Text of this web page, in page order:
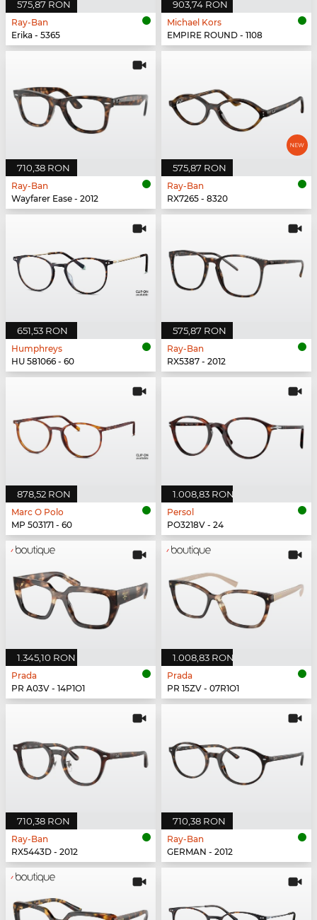
575,87 RON
Ray-Ban
Erika - 5365
903,74 RON
Michael Kors
EMPIRE ROUND - 1108
710,38 RON
Ray-Ban
Wayfarer Ease - 2012
575,87 RON
Ray-Ban
RX7265 - 8320
651,53 RON
Humphreys
HU 581066 - 60
575,87 RON
Ray-Ban
RX5387 - 2012
878,52 RON
Marc O Polo
MP 503171 - 60
1.008,83 RON
Persol
PO3218V - 24
1.345,10 RON
Prada
PR A03V - 14P1O1
1.008,83 RON
Prada
PR 15ZV - 07R1O1
710,38 RON
Ray-Ban
RX5443D - 2012
710,38 RON
Ray-Ban
GERMAN - 2012